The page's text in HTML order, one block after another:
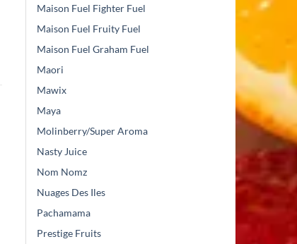
Maison Fuel Fighter Fuel
Maison Fuel Fruity Fuel
Maison Fuel Graham Fuel
Maori
Mawix
Maya
Molinberry/Super Aroma
Nasty Juice
Nom Nomz
Nuages Des Iles
Pachamama
Prestige Fruits